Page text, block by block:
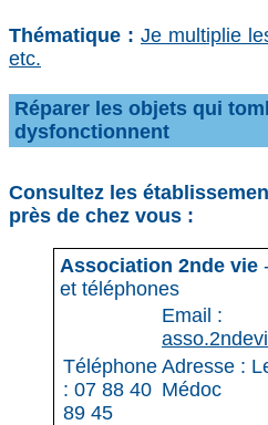
Thématique : Je multiplie
etc.
Réparer les objets qui
dysfonctionnent
Consultez les
près de chez vous :
Association 2nde vie
et téléphones
Email :
Téléphone
: 07 88 40
89 45
Adresse :
Médoc